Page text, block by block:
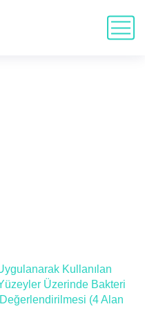
Kullanılan
Üzerinde Bakteri
(4 Alan